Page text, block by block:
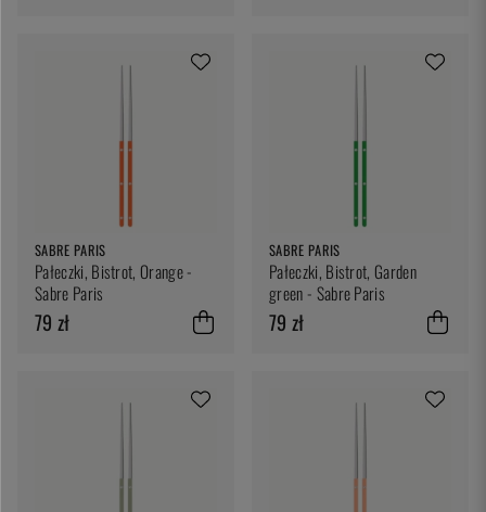
SABRE PARIS
Pałeczki, Bistrot, Orange -
Sabre Paris
79 zł
SABRE PARIS
Pałeczki, Bistrot, Garden
green - Sabre Paris
79 zł